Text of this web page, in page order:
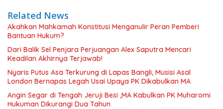
Related News
Akahkan Mahkamah Konstitusi Menganulir Peran Pemberi
Bantuan Hukum?
Dari Balik Sel Penjara Perjuangan Alex Saputra Mencari
Keadilan Akhirnya Terjawab!
Nyaris Putus Asa Terkurung di Lapas Bangli, Musisi Asal
London Bernapas Legah Usai Upaya PK Dikabulkan MA
Angin Segar di Tengah Jeruji Besi ,MA Kabulkan PK Muharomi
Hukuman Dikurangi Dua Tahun